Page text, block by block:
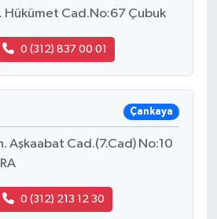
Hükümet Cad.No:67 Çubuk
0 (312) 837 00 01
Çankaya
Aşkaabat Cad.(7.Cad) No:10
0 (312) 213 12 30